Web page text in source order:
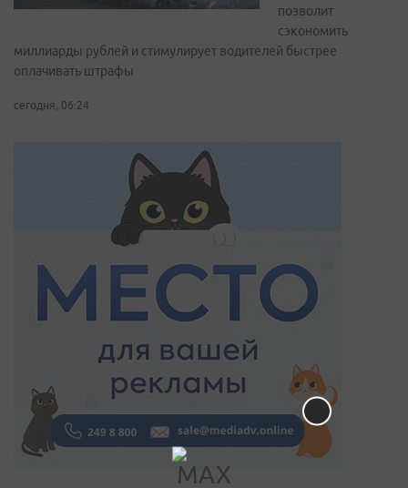
позволит
сэкономить
миллиарды рублей и стимулирует водителей быстрее
оплачивать штрафы
сегодня, 06:24